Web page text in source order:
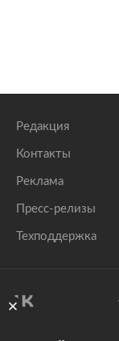
Редакция
Контакты
Реклама
Пресс-релизы
Техподдержка